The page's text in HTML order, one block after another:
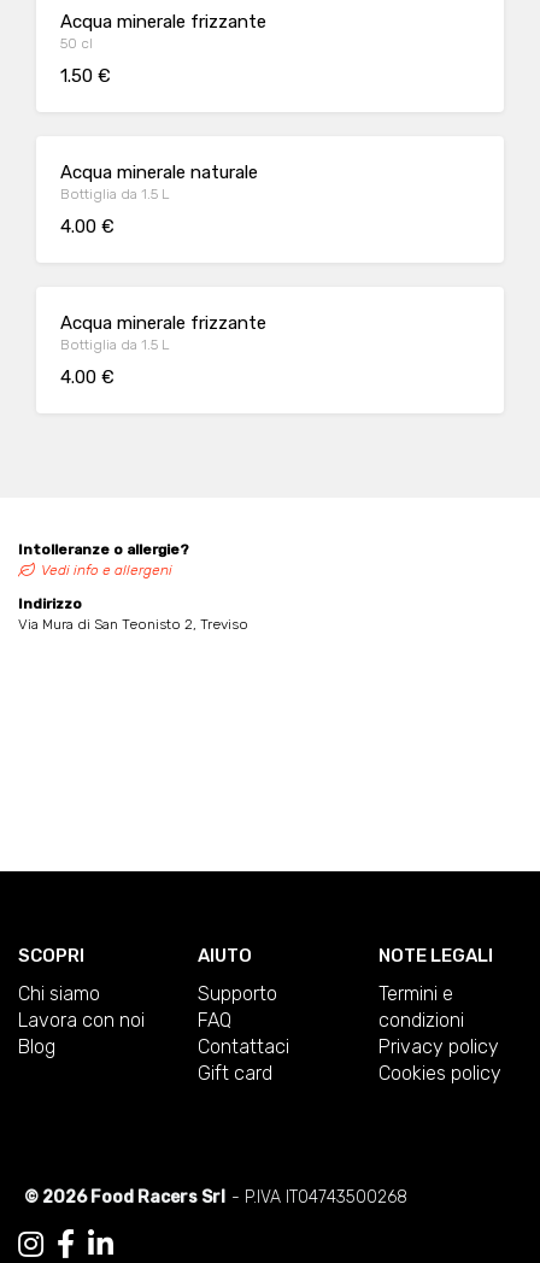
Acqua minerale frizzante
50 cl
1.50 €
Acqua minerale naturale
Bottiglia da 1.5 L
4.00 €
Acqua minerale frizzante
Bottiglia da 1.5 L
4.00 €
Intolleranze o allergie?
Vedi info e allergeni
Indirizzo
Via Mura di San Teonisto 2, Treviso
SCOPRI
Chi siamo
Lavora con noi
Blog
AIUTO
Supporto
FAQ
Contattaci
Gift card
NOTE LEGALI
Termini e
condizioni
Privacy policy
Cookies policy
© 2026 Food Racers Srl - P.IVA IT04743500268